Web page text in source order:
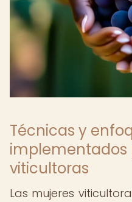
Técnicas y
implementados
viticultoras
Las mujeres